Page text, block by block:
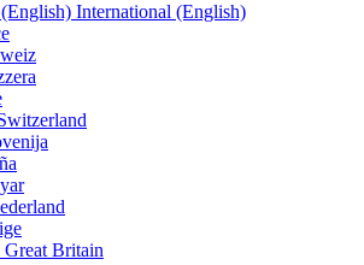
International (English)
Great Britain